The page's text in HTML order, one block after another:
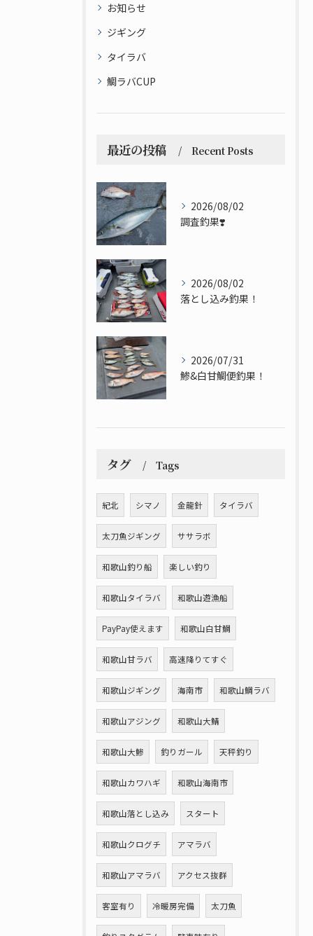
お知らせ
ジギング
タイラバ
鯛ラバCUP
最近の投稿 Recent Posts
2026/08/02
調査釣果❣️
2026/08/02
落とし込み釣果！
2026/07/31
鯵&白甘鯛便釣果！
タグ Tags
紀北 シマノ 金龍針 タイラバ
太刀魚ジギング ササラボ
和歌山釣り船 楽しい釣り
和歌山タイラバ 和歌山遊漁船
PayPay使えます 和歌山白甘鯛
和歌山甘ラバ 高速降りてすぐ
和歌山ジギング 海南市 和歌山鯛ラバ
和歌山アジング 和歌山大鯖
和歌山大鯵 釣りガール 天秤釣り
和歌山カワハギ 和歌山海南市
和歌山落とし込み スタート
和歌山クログチ アマラバ
和歌山アマラバ アクセス抜群
客室有り 冷暖房完備 太刀魚